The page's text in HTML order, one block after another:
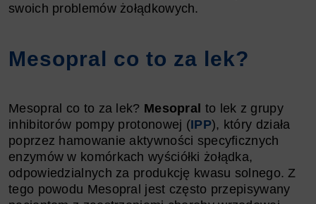
swoich problemów żołądkowych.
Mesopral co to za lek?
Mesopral co to za lek? Mesopral to lek z grupy
inhibitorów pompy protonowej (IPP), który działa
poprzez hamowanie aktywności specyficznych
enzymów w komórkach wyściółki żołądka,
odpowiedzialnych za produkcję kwasu solnego. Z
tego powodu Mesopral jest często przepisywany